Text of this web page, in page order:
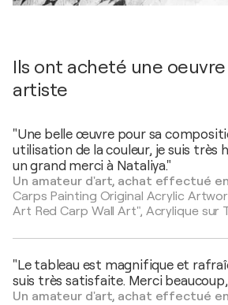
Ils ont acheté une
artiste
"Une belle œuvre pour sa
utilisation de la couleur, je suis très
un grand merci à Nataliya."
Un amateur d'art, achat effectué
Carps Painting Original Acrylic
Art Red Carp Wall Art", Acrylique sur
"Le tableau est magnifique et
suis très satisfaite. Merci
Un amateur d'art, achat effectué